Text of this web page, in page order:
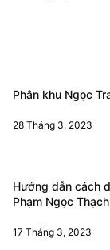
Phân khu Ngọc
28 Tháng 3, 2023
Hướng dẫn cách
Phạm Ngọc Thạch
17 Tháng 3, 2023